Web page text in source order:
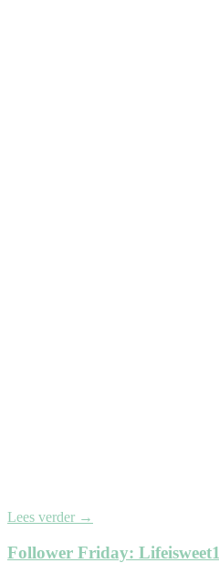
Lees verder →
Follower Friday: Lifeisweet1